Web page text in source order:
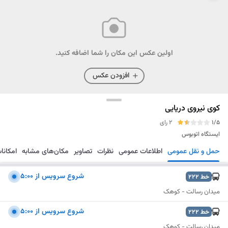
اولین عکس این مکان را شما اضافه کنید.
افزودن عکس
کوی نیروی دریایی
1/5
2 رای
ایستگاه اتوبوس
مسیریابی ذخیره ارسال حمل و نقل عمومی اطلاعات عمومی نظرات تصاویر مکان‌های مشابه
خط 222 شروع سرويس از 5:00
میدان رسالت - کوهک
خط 222 شروع سرويس از 5:00